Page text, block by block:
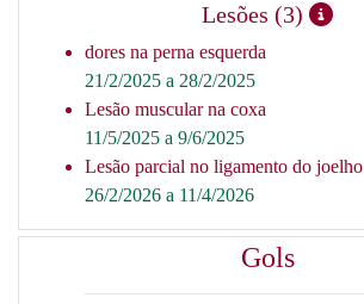
Lesões (3)
dores na perna esquerda
21/2/2025 a 28/2/2025
Lesão muscular na coxa
11/5/2025 a 9/6/2025
Lesão parcial no ligamento do joelho
26/2/2026 a 11/4/2026
Gols